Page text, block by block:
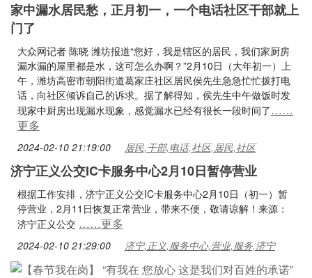
家中漏水居民愁，正月初一，一个电话社区干部就上
门了
大众网记者 陈晓 潍坊报道“您好，我是辖区的居民，我们家厨房
漏水漏的屋里都是水，这可怎么办啊？”2月10日（大年初一）上
午，潍坊高密市朝阳街道葛家庄社区居民侯先生急急忙忙拨打电
话，向社区倾诉自己的诉求。据了解得知，侯先生中午做饭时发
现家中厨房出现漏水现象，感觉漏水已经有很长一段时间了……
更多
2024-02-10 21:19:00 居民,干部,电话,社区,居民,社区
济宁正义公交IC卡服务中心2月10日暂停营业
根据工作安排，济宁正义公交IC卡服务中心2月10日（初一）暂
停营业，2月11日恢复正常营业，带来不便，敬请谅解！来源：
济宁正义公交 ……更多
2024-02-10 21:29:00 济宁,正义,服务中心,营业,服务,济宁